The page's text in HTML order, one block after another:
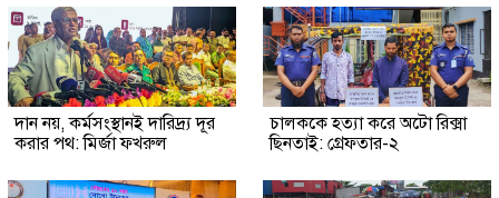
দান নয়, কর্মসংস্থানই দারিদ্র্য দূর
করার পথ: মির্জা ফখরুল
চালককে হত্যা করে অটো রিক্সা
ছিনতাই: গ্রেফতার-২